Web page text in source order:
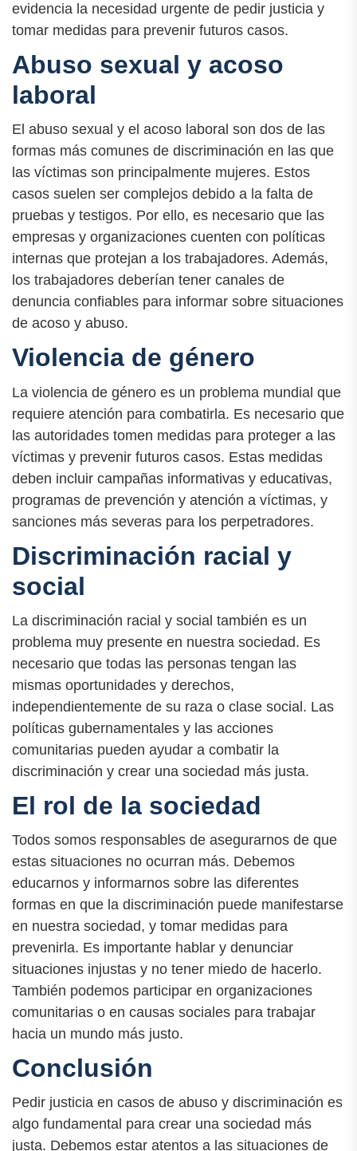
evidencia la necesidad urgente de pedir justicia y
tomar medidas para prevenir futuros casos.
Abuso sexual y acoso
laboral
El abuso sexual y el acoso laboral son dos de las
formas más comunes de discriminación en las que
las víctimas son principalmente mujeres. Estos
casos suelen ser complejos debido a la falta de
pruebas y testigos. Por ello, es necesario que las
empresas y organizaciones cuenten con políticas
internas que protejan a los trabajadores. Además,
los trabajadores deberían tener canales de
denuncia confiables para informar sobre situaciones
de acoso y abuso.
Violencia de género
La violencia de género es un problema mundial que
requiere atención para combatirla. Es necesario que
las autoridades tomen medidas para proteger a las
víctimas y prevenir futuros casos. Estas medidas
deben incluir campañas informativas y educativas,
programas de prevención y atención a víctimas, y
sanciones más severas para los perpetradores.
Discriminación racial y
social
La discriminación racial y social también es un
problema muy presente en nuestra sociedad. Es
necesario que todas las personas tengan las
mismas oportunidades y derechos,
independientemente de su raza o clase social. Las
políticas gubernamentales y las acciones
comunitarias pueden ayudar a combatir la
discriminación y crear una sociedad más justa.
El rol de la sociedad
Todos somos responsables de asegurarnos de que
estas situaciones no ocurran más. Debemos
educarnos y informarnos sobre las diferentes
formas en que la discriminación puede manifestarse
en nuestra sociedad, y tomar medidas para
prevenirla. Es importante hablar y denunciar
situaciones injustas y no tener miedo de hacerlo.
También podemos participar en organizaciones
comunitarias o en causas sociales para trabajar
hacia un mundo más justo.
Conclusión
Pedir justicia en casos de abuso y discriminación es
algo fundamental para crear una sociedad más
justa. Debemos estar atentos a las situaciones de